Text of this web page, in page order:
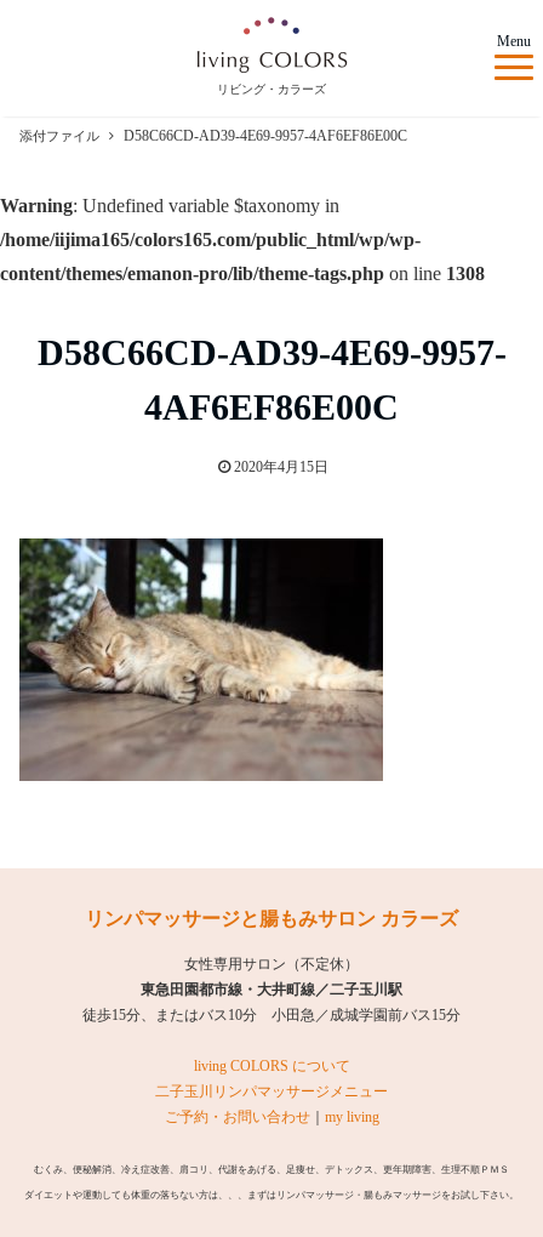
リビング・カラーズ
Menu
Warning: Undefined variable $taxonomy in
/home/iijima165/colors165.com/public_html/wp/wp-
content/themes/emanon-pro/lib/theme-tags.php on line 1308
添付ファイル D58C66CD-AD39-4E69-9957-4AF6EF86E00C
D58C66CD-AD39-4E69-9957-
4AF6EF86E00C
2020年4月15日
リンパマッサージと腸もみサロン カラーズ
女性専用サロン（不定休）
東急田園都市線・大井町線／二子玉川駅
徒歩15分、またはバス10分 小田急／成城学園前バス15分
living COLORS について
二子玉川リンパマッサージメニュー
ご予約・お問い合わせ｜ my living
むくみ、便秘解消、冷え症改善、肩コリ、代謝をあげる、足痩せ、デトックス、更年期障害、生理不順ＰＭＳ
ダイエットや運動しても体重の落ちない方は、、、まずはリンパマッサージ・腸もみマッサージをお試し下さい。